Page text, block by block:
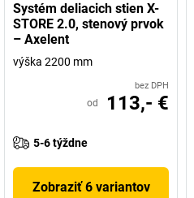
Systém deliacich stien X-
STORE 2.0, stenový prvok
– Axelent
výška 2200 mm
bez DPH
od 113,- €
5-6 týždne
Zobraziť 6 variantov